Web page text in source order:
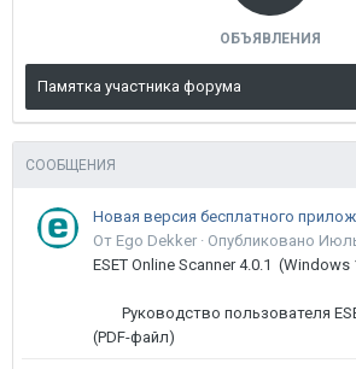
ОБЪЯВЛЕНИЯ
Памятка участника форума
СООБЩЕНИЯ
От Ego Dekker · Опубликовано
ESET Online Scanner 4.0.1
Руководство пользователя
(PDF-файл)